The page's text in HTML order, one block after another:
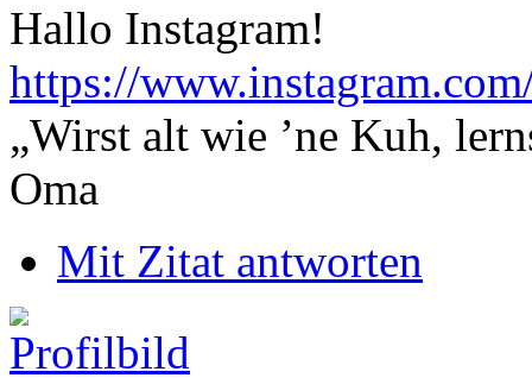
Hallo Instagram!
https://
„Wirst alt wie ’ne Kuh,
Oma
Mit Zitat antworten